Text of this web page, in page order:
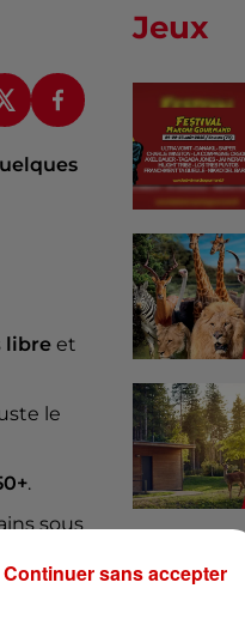
libre et
le
.
sous
Jeux
Continuer sans accepter